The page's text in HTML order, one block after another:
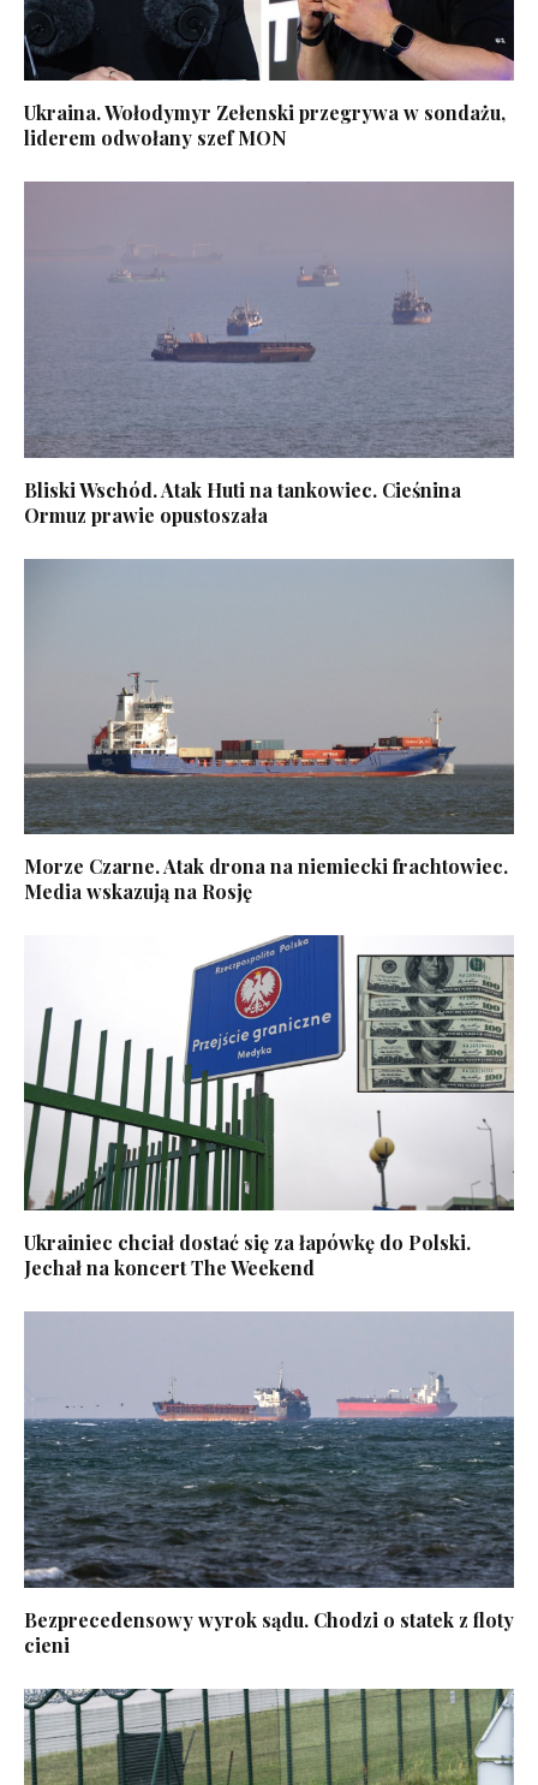
Ukraina. Wołodymyr Zełenski przegrywa w sondażu,
liderem odwołany szef MON
Bliski Wschód. Atak Huti na tankowiec. Cieśnina
Ormuz prawie opustoszała
Morze Czarne. Atak drona na niemiecki frachtowiec.
Media wskazują na Rosję
Ukrainiec chciał dostać się za łapówkę do Polski.
Jechał na koncert The Weekend
Bezprecedensowy wyrok sądu. Chodzi o statek z floty
cieni